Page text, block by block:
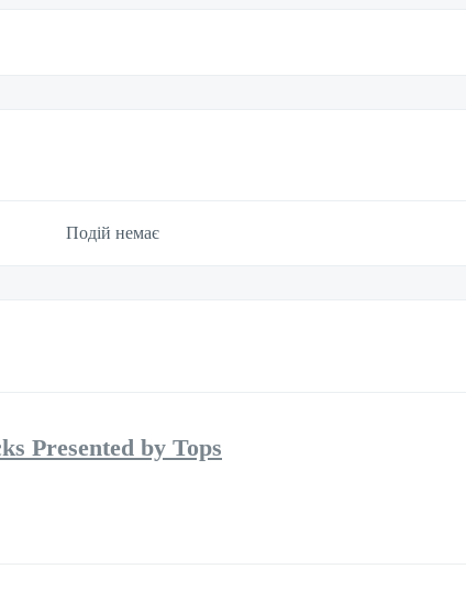
Подій немає
Presented by Tops